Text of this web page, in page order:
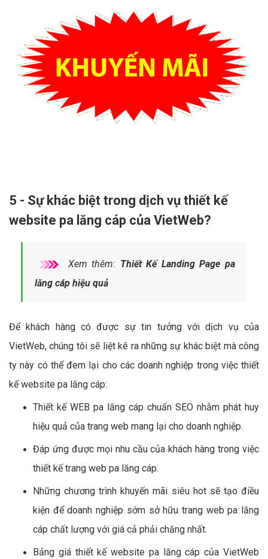
5 - Sự khác biệt trong dịch vụ thiết kế
website pa lăng cáp của VietWeb?
Xem thêm: Thiết Kế Landing Page pa
lăng cáp hiệu quả
Để khách hàng có được sự tin tưởng với dịch vụ của
VietWeb, chúng tôi sẽ liệt kê ra những sự khác biệt mà công
ty này có thể đem lại cho các doanh nghiệp trong việc thiết
kế website pa lăng cáp:
Thiết kế WEB pa lăng cáp chuẩn SEO nhằm phát huy
hiệu quả của trang web mang lại cho doanh nghiệp.
Đáp ứng được mọi nhu cầu của khách hàng trong việc
thiết kế trang web pa lăng cáp.
Những chương trình khuyến mãi siêu hot sẽ tạo điều
kiện để doanh nghiệp sớm sở hữu trang web pa lăng
cáp chất lượng với giá cả phải chăng nhất.
Bảng giá thiết kế website pa lăng cáp của VietWeb